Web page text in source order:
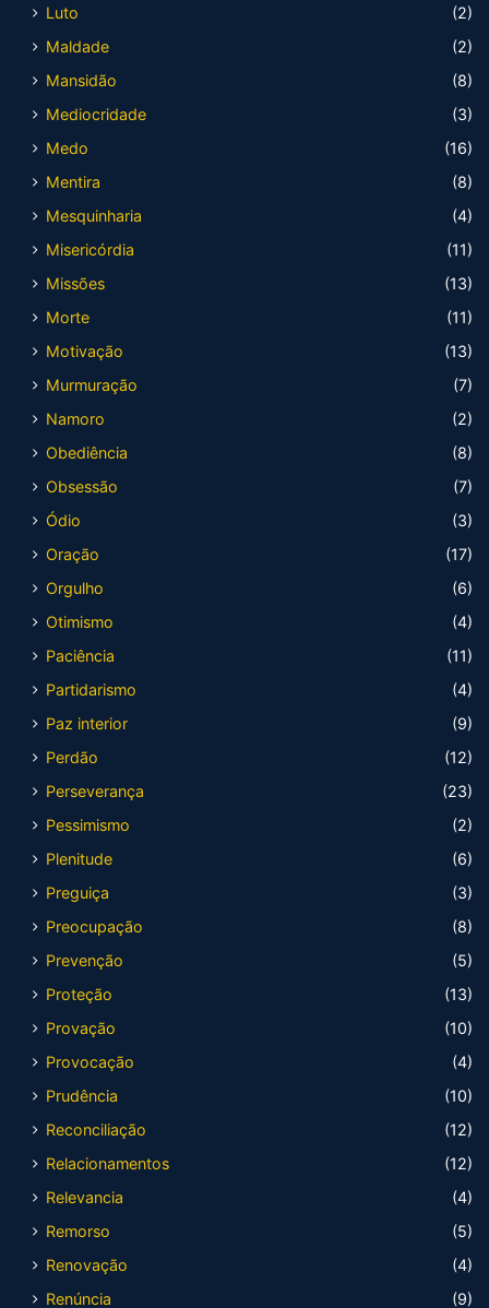
Luto
(2)
Maldade
(2)
Mansidão
(8)
Mediocridade
(3)
Medo
(16)
Mentira
(8)
Mesquinharia
(4)
Misericórdia
(11)
Missões
(13)
Morte
(11)
Motivação
(13)
Murmuração
(7)
Namoro
(2)
Obediência
(8)
Obsessão
(7)
Ódio
(3)
Oração
(17)
Orgulho
(6)
Otimismo
(4)
Paciência
(11)
Partidarismo
(4)
Paz interior
(9)
Perdão
(12)
Perseverança
(23)
Pessimismo
(2)
Plenitude
(6)
Preguiça
(3)
Preocupação
(8)
Prevenção
(5)
Proteção
(13)
Provação
(10)
Provocação
(4)
Prudência
(10)
Reconciliação
(12)
Relacionamentos
(12)
Relevancia
(4)
Remorso
(5)
Renovação
(4)
Renúncia
(9)